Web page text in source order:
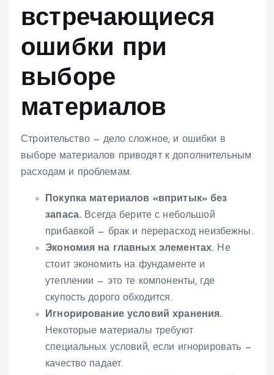
встречающиеся
ошибки при
выборе
материалов
Строительство — дело сложное, и ошибки в
выборе материалов приводят к дополнительным
расходам и проблемам.
Покупка материалов «впритык» без
запаса. Всегда берите с небольшой
прибавкой — брак и перерасход неизбежны.
Экономия на главных элементах. Не
стоит экономить на фундаменте и
утеплении — это те компоненты, где
скупость дорого обходится.
Игнорирование условий хранения.
Некоторые материалы требуют
специальных условий, если игнорировать —
качество падает.